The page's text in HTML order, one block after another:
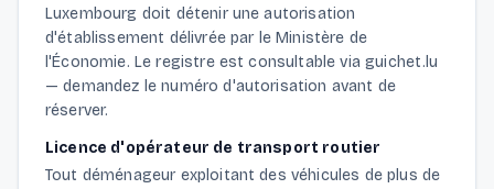
Luxembourg doit détenir une autorisation
d'établissement délivrée par le Ministère de
l'Économie. Le registre est consultable via guichet.lu
— demandez le numéro d'autorisation avant de
réserver.
Licence d'opérateur de transport routier
Tout déménageur exploitant des véhicules de plus de